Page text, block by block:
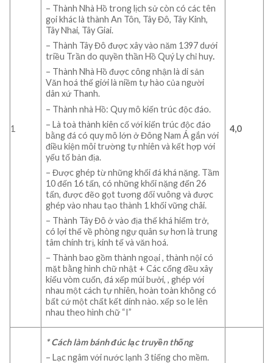
1
– Thành Nhà Hồ trong lịch sử còn có các tên
gọi khác là thành An Tôn, Tây Đô, Tây Kinh,
Tây Nhai, Tây Giai.
– Thành Tây Đô được xây vào năm 1397 dưới
triều Trần do quyền thần Hồ Quý Ly chỉ huy.
– Thành Nhà Hồ được công nhận là di sản
Văn hoá thế giới là niềm tự hào của người
dân xứ Thanh.
– Thành nhà Hồ: Quy mô kiến trúc độc đáo.
– Là toà thành kiên cố với kiến trúc độc đáo
bằng đá có quy mô lớn ở Đông Nam Á gắn với
điều kiện môi trường tự nhiên và kết hợp với
yếu tố bản địa.
– Được ghép từ những khối đá khá nặng. Tầm
10 đến 16 tấn, có những khối nặng đến 26
tấn, được đẽo gọt tương đối vuông và được
ghép vào nhau tạo thành 1 khối vững chãi.
– Thành Tây Đô ở vào địa thế khá hiểm trở,
có lợi thế về phòng ngự quân sự hơn là trung
tâm chính trị, kinh tế và văn hoá.
– Thành bao gồm thành ngoại , thành nội có
mặt bằng hình chữ nhật + Các cổng đều xây
kiểu vòm cuốn, đá xếp múi bưởi, , ghép với
nhau một cách tự nhiên, hoàn toàn không có
bất cứ một chất kết dính nào. xếp so le lên
nhau theo hình chữ “I”
4,0
* Cách làm bánh đúc lạc truyền thống
– Lạc ngâm với nước lạnh 3 tiếng cho mềm.